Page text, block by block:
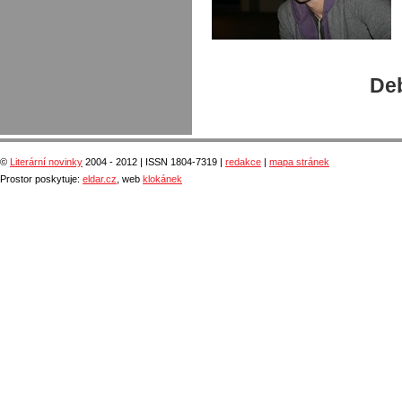
© Literární novinky 2004 - 2012 | ISSN 1804-7319 | redakce
mapa stránek
Prostor poskytuje: eldar.cz , web klokánek